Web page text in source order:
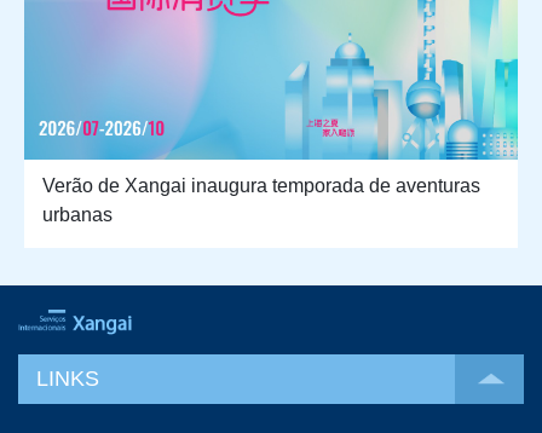
Verão de Xangai inaugura temporada de aventuras
urbanas
LINKS